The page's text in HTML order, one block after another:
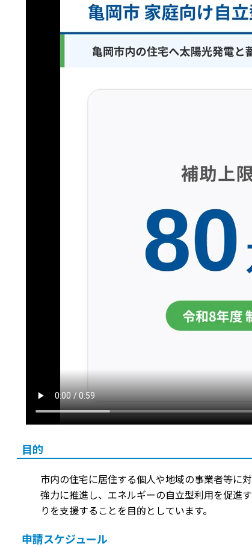
目的
市内の住宅に居住する個人や地域の事業者等に
強力に推進し、エネルギーの自立型利用を促進
りを支援することを目的としています。
申請スケジュール